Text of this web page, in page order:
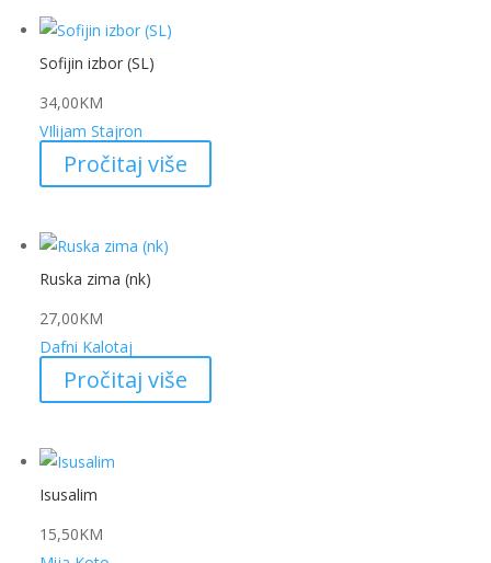
Sofijin izbor (SL)
34,00KM
VIlijam Stajron
Pročitaj više
Ruska zima (nk)
27,00KM
Dafni Kalotaj
Pročitaj više
Isusalim
15,50KM